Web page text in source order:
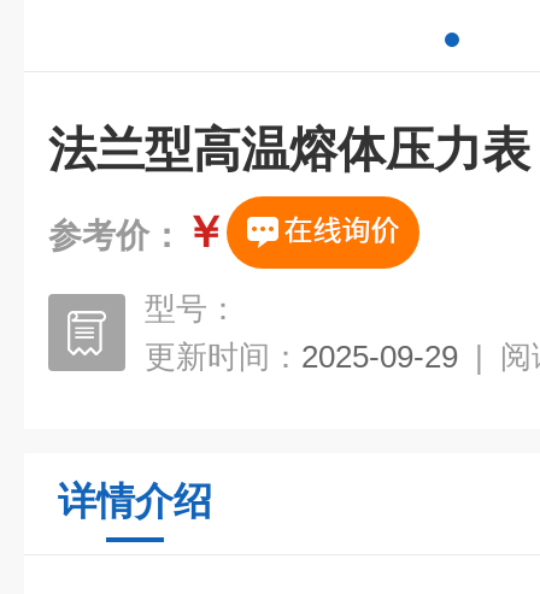
法兰型高温熔体压力表
参考价： ￥
型号：
更新时间： 2025-09-29 | 阅
详情介绍